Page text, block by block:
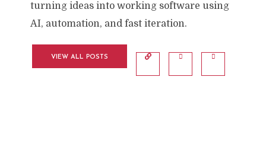
turning ideas into working software using
AI, automation, and fast iteration.
VIEW ALL POSTS